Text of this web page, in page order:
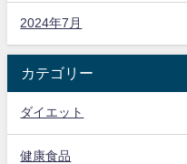
2024年7月
カテゴリー
ダイエット
健康食品